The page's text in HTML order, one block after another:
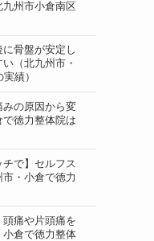
州市小倉南区
に骨盤が安定し
（北九州市・
績）
みの原因から変
で徳力整体院は
チで】セルフス
市・小倉で徳力
頭痛や片頭痛を
倉で徳力整体